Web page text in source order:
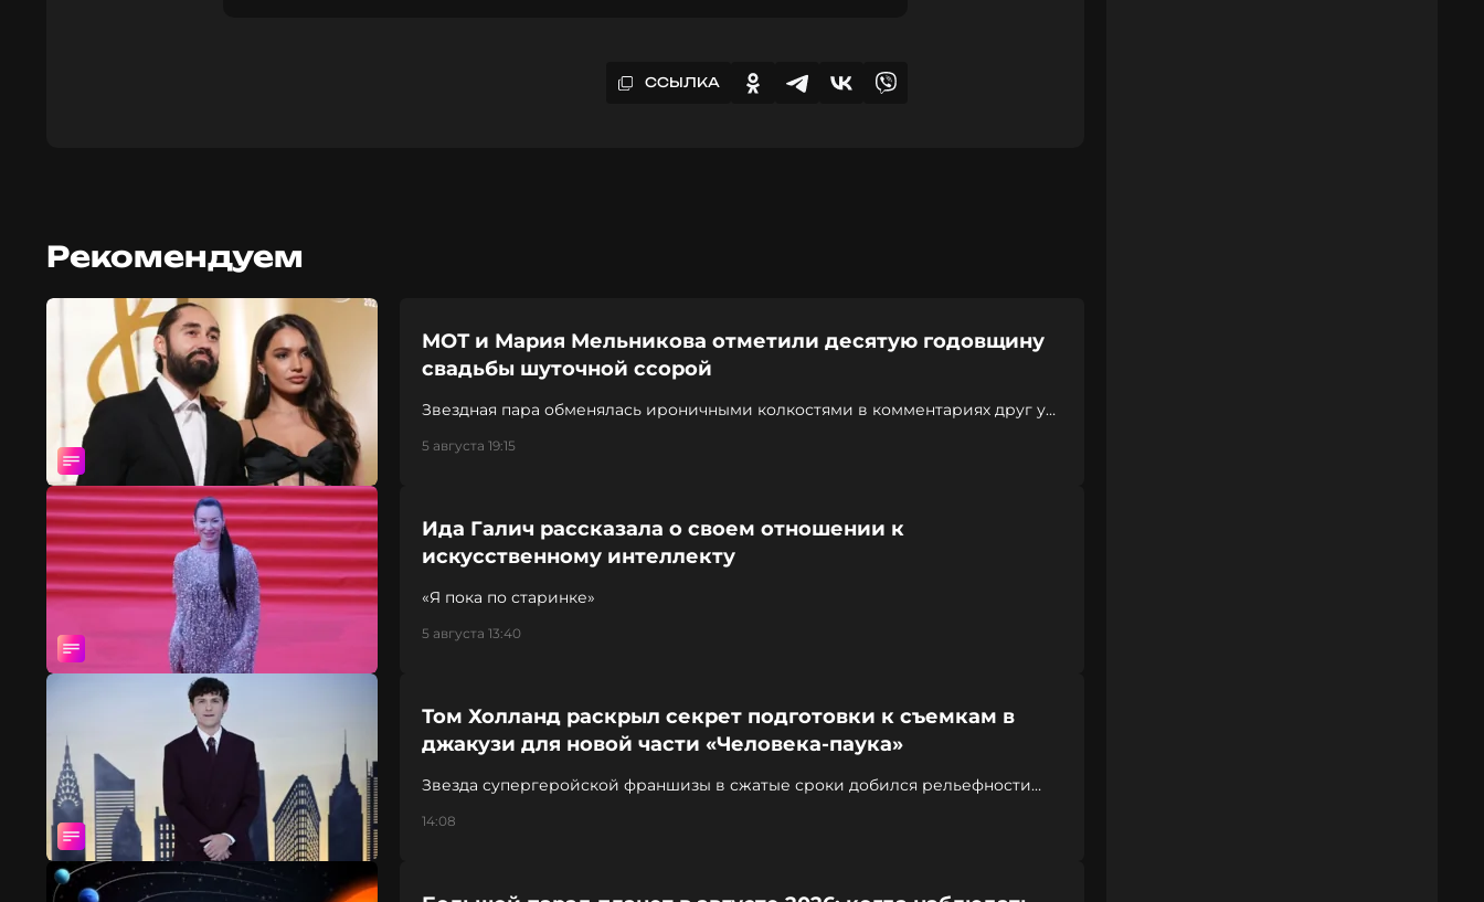
ССЫЛКА
Рекомендуем
МОТ и Мария Мельникова отметили десятую годовщину
свадьбы шуточной ссорой
Звездная пара обменялась ироничными колкостями в комментариях друг у
5 августа 19:15
Ида Галич рассказала о своем отношении к
искусственному интеллекту
«Я пока по старинке»
5 августа 13:40
Том Холланд раскрыл секрет подготовки к съемкам в
джакузи для новой части «Человека-паука»
Звезда супергеройской франшизы в сжатые сроки добился рельефности
14:08